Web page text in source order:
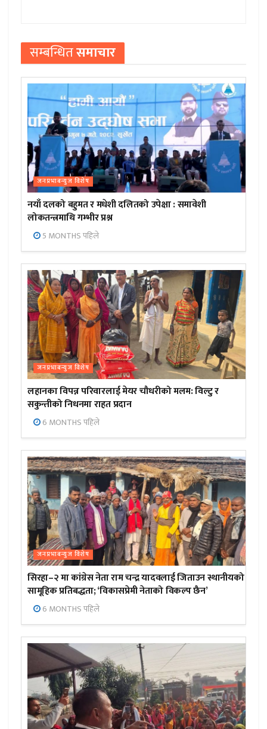
सम्बन्धितसमाचार
जनप्रभाबन्युज विशेष
नयाँ दलको बहुमत र मधेशी दलितको उपेक्षा : समावेशी
लोकतन्त्रमाथि गम्भीर प्रश्न
5 MONTHS पहिले
जनप्रभाबन्युज विशेष
लहानका विपन्न परिवारलाई मेयर चौधरीको मलम: विल्टु र
सकुन्तीको निधनमा राहत प्रदान
6 MONTHS पहिले
जनप्रभाबन्युज विशेष
सिरहा–२ मा कांग्रेस नेता राम चन्द्र यादवलाई जिताउन स्थानीयको
सामूहिक प्रतिबद्धता; ‘विकासप्रेमी नेताको विकल्प छैन’
6 MONTHS पहिले